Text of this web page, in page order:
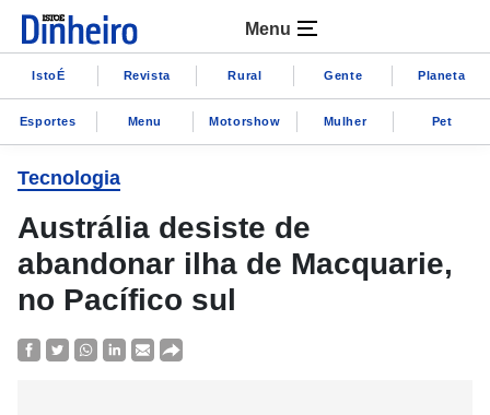
Menu
IstoÉ Revista Rural Gente Planeta
Esportes Menu Motorshow Mulher Pet
Tecnologia
Austrália desiste de
abandonar ilha de Macquarie,
no Pacífico sul